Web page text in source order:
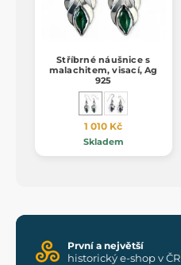
Stříbrné náušnice s
malachitem, visací, Ag
925
1 010 Kč
Skladem
První a největší
historický e-shop v ČR